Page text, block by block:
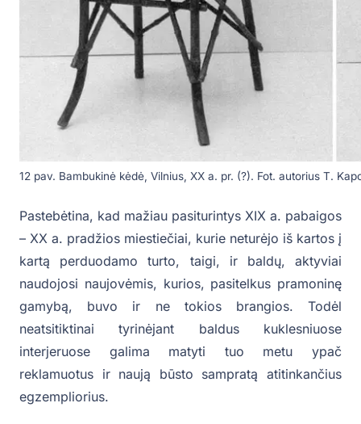
12 pav. Bambukinė kėdė, Vilnius, XX a. pr. (?). Fot. autorius T.
Pastebėtina, kad mažiau pasiturintys XIX a. pabaigos
– XX a. pradžios miestiečiai, kurie neturėjo iš kartos į
kartą perduodamo turto, taigi, ir baldų, aktyviai
naudojosi naujovėmis, kurios, pasitelkus pramoninę
gamybą, buvo ir ne tokios brangios. Todėl
neatsitiktinai tyrinėjant baldus kuklesniuose
interjeruose galima matyti tuo metu ypač
reklamuotus ir naują būsto sampratą atitinkančius
egzempliorius.